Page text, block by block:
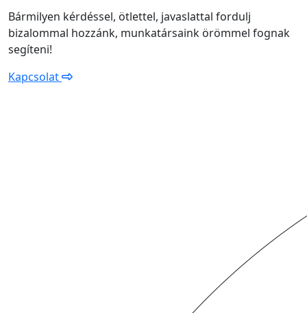
Bármilyen kérdéssel, ötlettel, javaslattal fordulj
bizalommal hozzánk, munkatársaink örömmel fognak
segíteni!
Kapcsolat